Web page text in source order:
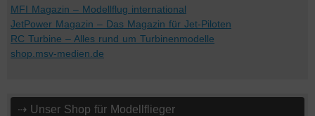
MFI Magazin – Modellflug international
JetPower Magazin – Das Magazin für Jet-Piloten
RC Turbine – Alles rund um Turbinenmodelle
shop.msv-medien.de
⇢ Unser Shop für Modellflieger